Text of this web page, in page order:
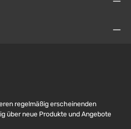
regelmäßig erscheinenden
über neue Produkte und Angebote